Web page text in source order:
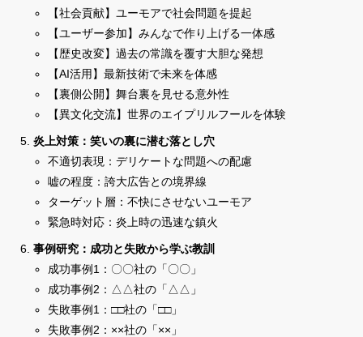
【社会貢献】ユーモアで社会問題を提起
【ユーザー参加】みんなで作り上げる一体感
【歴史改変】過去の常識を覆す大胆な発想
【AI活用】最新技術で未来を体感
【裏側公開】舞台裏を見せる意外性
【異文化交流】世界のエイプリルフールを体験
炎上対策：笑いの裏に潜む落とし穴
不適切表現：デリケートな問題への配慮
嘘の程度：誇大広告との境界線
ターゲット層：不快にさせないユーモア
緊急時対応：炎上時の迅速な鎮火
事例研究：成功と失敗から学ぶ教訓
成功事例1：〇〇社の「〇〇」
成功事例2：△△社の「△△」
失敗事例1：□□社の「□□」
失敗事例2：××社の「××」